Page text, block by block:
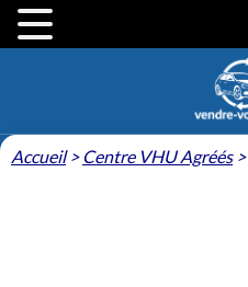
Accueil> Centre VHU Agréés>